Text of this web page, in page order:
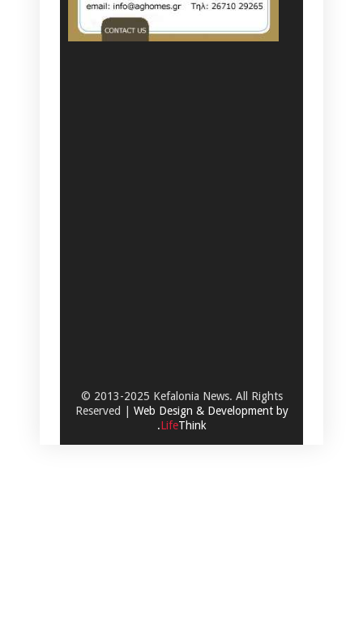
© 2013-2025 Kefalonia News. All Rights
Reserved | Web Design & Development by
.LifeThink